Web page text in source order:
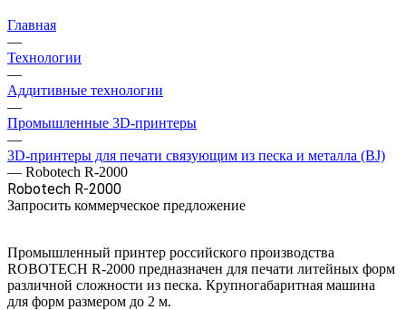
Главная
—
Технологии
—
Аддитивные технологии
—
Промышленные 3D-принтеры
—
3D-принтеры для печати связующим из песка и металла (BJ)
— Robotech R-2000
Robotech R-2000
Запросить коммерческое предложение
Промышленный принтер российского производства
ROBOTECH R-2000 предназначен для печати литейных форм
различной сложности из песка. Крупногабаритная машина
для форм размером до 2 м.